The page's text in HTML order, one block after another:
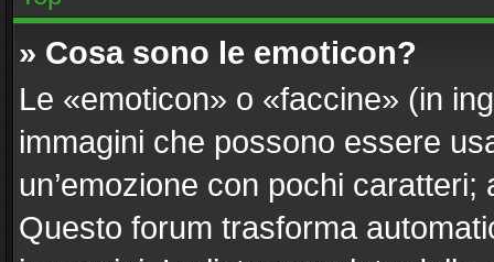
» Cosa sono le emoticon?
Le «emoticon» o «faccine» (in
immagini che possono essere
un’emozione con pochi
Questo forum trasforma